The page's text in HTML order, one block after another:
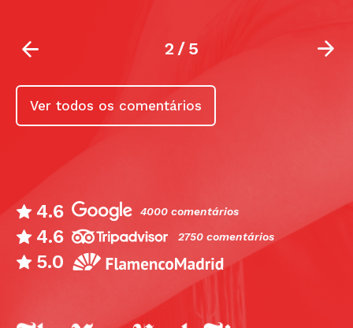
2/5
Ver todos os comentários
4.6 4000 comentários
4.6 2750 comentários
5.0